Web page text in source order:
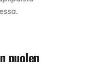
puolen